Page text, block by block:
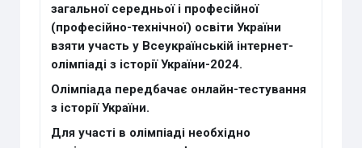
загальної середньої і професійної
(професійно-технічної) освіти України
взяти участь у Всеукраїнській інтернет-
олімпіаді з історії України-2024.
Олімпіада передбачає онлайн-тестування
з історії України.
Для участі в олімпіаді необхідно